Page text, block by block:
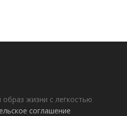
жизни с легкостью
соглашение